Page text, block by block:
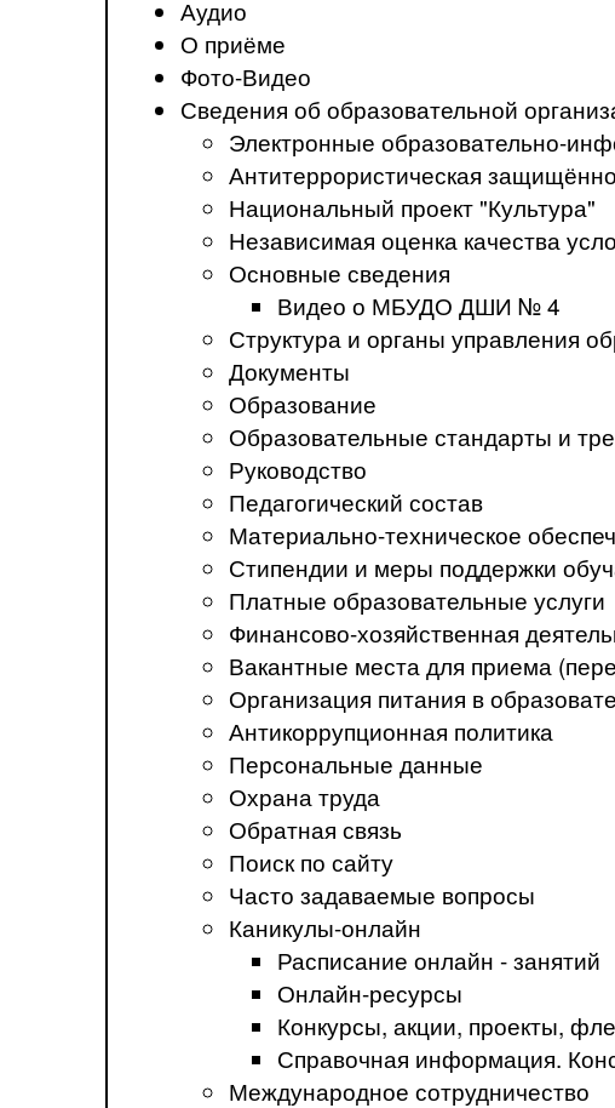
Аудио
О приёме
Фото-Видео
Сведения об образовательной
Электронные образовательно-
Антитеррористическая
Национальный проект "Культура"
Независимая оценка качества
Основные сведения
Видео о МБУДО ДШИ № 4
Структура и органы управления
Документы
Образование
Образовательные стандарты и
Руководство
Педагогический состав
Материально-техническое
Стипендии и меры поддержки
Платные образовательные услуги
Финансово-хозяйственная
Вакантные места для приема
Организация питания в
Антикоррупционная политика
Персональные данные
Охрана труда
Обратная связь
Поиск по сайту
Часто задаваемые вопросы
Каникулы-онлайн
Расписание онлайн - занятий
Онлайн-ресурсы
Конкурсы, акции, проекты,
Справочная информация.
Международное сотрудничество